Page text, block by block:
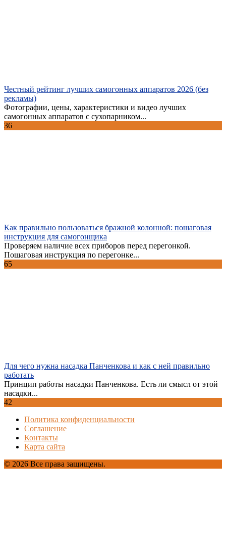
Честный рейтинг лучших самогонных аппаратов 2026 (без
рекламы)
Фотографии, цены, характеристики и видео лучших
самогонных аппаратов с сухопарником...
36
Как правильно пользоваться бражной колонной: пошаговая
инструкция для самогонщика
Проверяем наличие всех приборов перед перегонкой.
Пошаговая инструкция по перегонке...
65
Для чего нужна насадка Панченкова и как с ней правильно
работать
Принцип работы насадки Панченкова. Есть ли смысл от этой
насадки...
42
Политика конфиденциальности
Соглашение
Контакты
Карта сайта
© 2026 Все права защищены.